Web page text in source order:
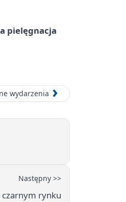
pielęgnacja
wydarzenia
Następny >>
czarnym rynku